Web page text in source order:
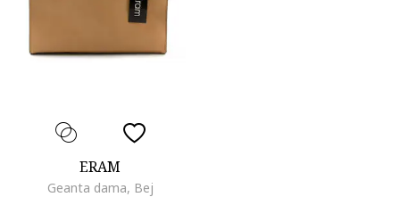
ERAM
Geanta dama, Bej